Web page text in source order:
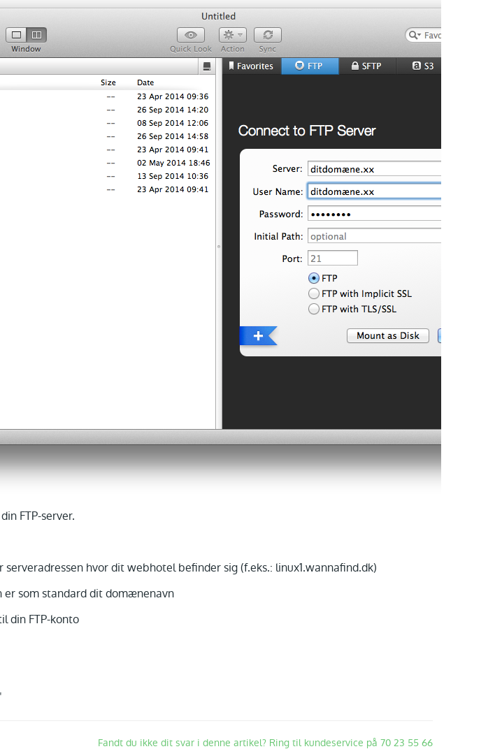
FTP-server.
hvor dit webhotel befinder sig (f.eks.: linux1.wannafind.dk)
er som standard dit domænenavn
din FTP-konto
Fandt du ikke dit svar i denne artikel? Ring til kundeservice på 70 23 55 66